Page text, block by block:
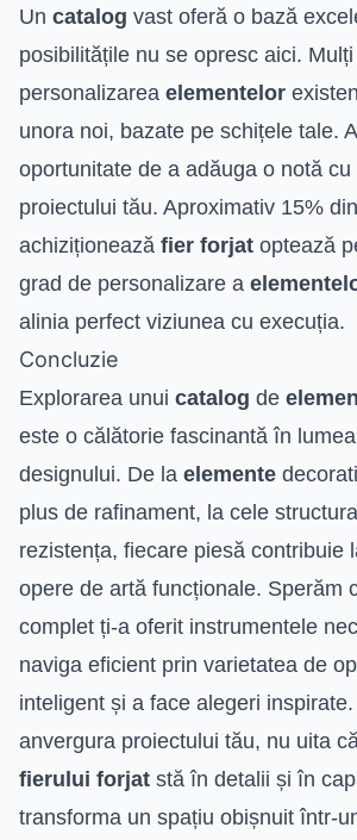
Un catalog vast oferă o bază
posibilitățile nu se opresc aici.
personalizarea elementelor
unora noi, bazate pe schițele tale.
oportunitate de a adăuga o notă
proiectului tău. Aproximativ 15%
achiziționează fier forjat optează
grad de personalizare a
alinia perfect viziunea cu execuția.
Concluzie
Explorarea unui catalog de
este o călătorie fascinantă în
designului. De la elemente
plus de rafinament, la cele
rezistența, fiecare piesă contribuie
opere de artă funcționale. Sperăm
complet ți-a oferit instrumentele
naviga eficient prin varietatea de
inteligent și a face alegeri
anvergura proiectului tău, nu uita
fierului forjat stă în detalii și în
transforma un spațiu obișnuit într-